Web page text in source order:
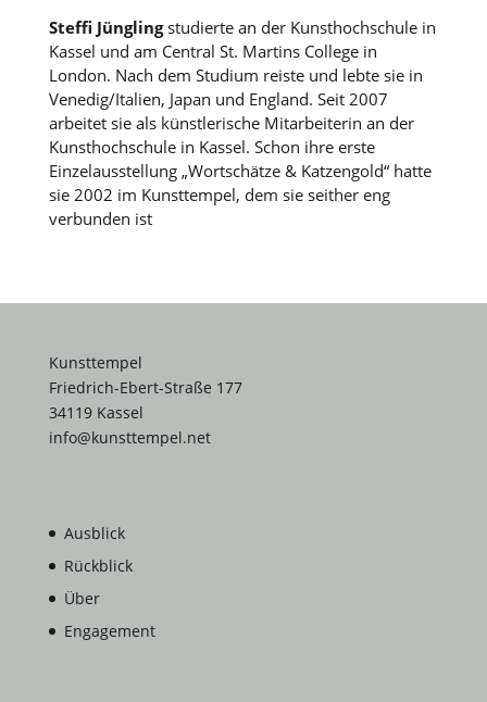
Steffi Jünglingstudierte an der Kunsthochschule in
Kassel und am Central St. Martins College in
London. Nach dem Studium reiste und lebte sie in
Venedig/Italien, Japan und England. Seit 2007
arbeitet sie als künstlerische Mitarbeiterin an der
Kunsthochschule in Kassel. Schon ihre erste
Einzelausstellung „Wortschätze & Katzengold“ hatte
sie 2002 im Kunsttempel, dem sie seither eng
verbunden ist
Kunsttempel
Friedrich-Ebert-Straße 177
34119 Kassel
info@kunsttempel.net
Ausblick
Rückblick
Über
Engagement